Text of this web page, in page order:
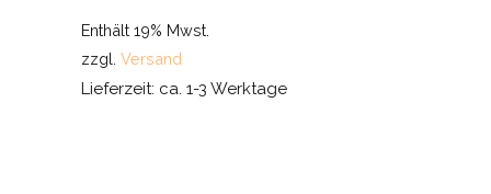
Enthält 19% Mwst.
zzgl. Versand
Lieferzeit: ca. 1-3 Werktage